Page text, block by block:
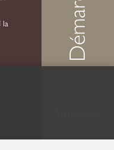
la